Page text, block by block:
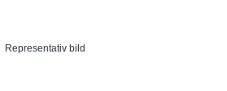
Representativ bild